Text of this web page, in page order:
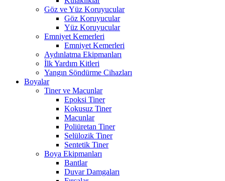
Göz ve Yüz Koruyucular
Göz Koruyucular
Yüz Koruyucular
Emniyet Kemerleri
Emniyet Kemerleri
Aydınlatma Ekipmanları
İlk Yardım Kitleri
Yangın Söndürme Cihazları
Boyalar
Tiner ve Macunlar
Epoksi Tiner
Kokusuz Tiner
Macunlar
Poliüretan Tiner
Selülozik Tiner
Sentetik Tiner
Boya Ekipmanları
Bantlar
Duvar Damgaları